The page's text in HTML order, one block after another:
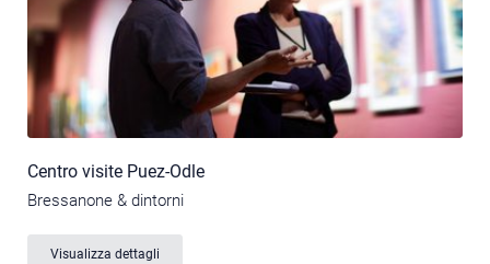
Centro visite Puez-Odle
Bressanone & dintorni
Visualizza dettagli